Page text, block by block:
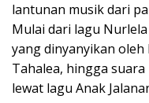
lantunan musik dari
Mulai dari lagu Nurlela
yang dinyanyikan
Tahalea, hingga
lewat lagu Anak